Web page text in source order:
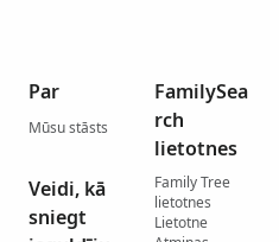
Par
Mūsu stāsts
Veidi, kā
sniegt
FamilySea
rch
lietotnes
Family Tree
lietotnes
Lietotne